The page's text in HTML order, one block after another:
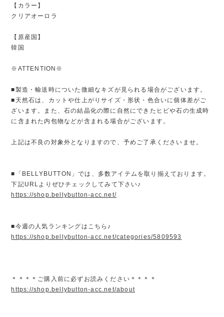
【カラー】
クリアオーロラ
【原産国】
韓国
※ATTENTION※
■製造・輸送時についた微細なキズが見られる場合がございます。
■天然石は、カットや仕上がりサイズ・形状・色合いに個体差がご
ざいます。また、石の結晶化の際に自然にできたヒビや石の生成時
に含まれた内包物などが含まれる場合がございます。
上記は不良の対象外となりますので、予めご了承くださいませ。
■「BELLYBUTTON」では、多数アイテムを取り揃えております。
下記URLよりぜひチェックしてみて下さい♪
https://shop.bellybutton-acc.net/
■今週の人気ランキングはこちら♪
https://shop.bellybutton-acc.net/categories/5809593
＊＊＊＊ご購入前に必ずお読みください＊＊＊＊
https://shop.bellybutton-acc.net/about